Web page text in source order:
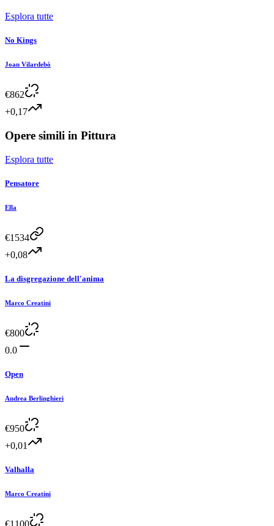
Esplora tutte
No Kings
Joan Vilardebò
€862
+0,17
Opere simili in Pittura
Esplora tutte
Pensatore
Ella
€1534
+0,08
La disgregazione dell'anima
Marco Creatini
€800
0.0
Open
Andrea Berlinghieri
€950
+0,01
Valhalla
Marco Creatini